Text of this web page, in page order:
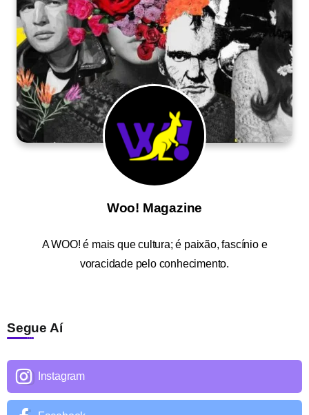
Woo! Magazine
AWOO! é mais que cultura; é paixão, fascínio e
voracidade pelo conhecimento.
Segue Aí
Instagram